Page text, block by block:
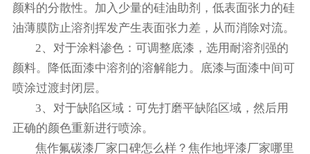
颜料的分散性。加入少量的硅油助剂，低表面张力的硅
油薄膜防止溶剂挥发产生表面张力差，从而消除对流。
2、对于涂料渗色：可调整底漆，选用耐溶剂强的
颜料。降低面漆中溶剂的溶解能力。底漆与面漆中间可
喷涂过渡封闭层。
3、对于缺陷区域：可先打磨平缺陷区域，然后用
正确的颜色重新进行喷涂。
焦作氟碳漆厂家口碑怎么样？焦作地坪漆厂家哪里